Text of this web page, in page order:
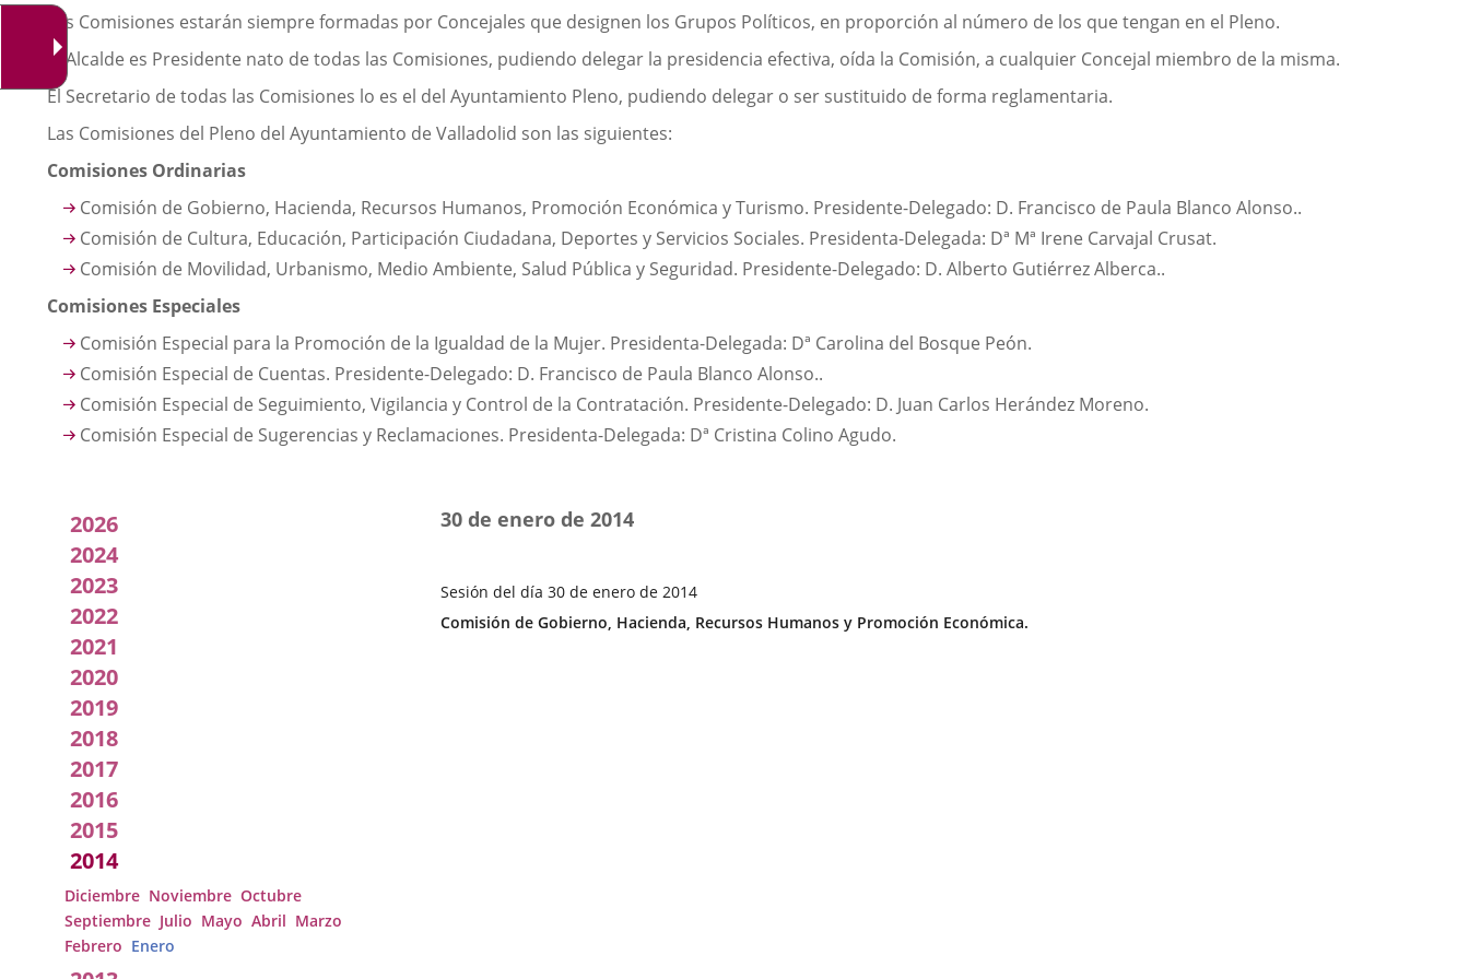
Las Comisiones estarán siempre formadas por Concejales que designen los Grupos Políticos, en proporción al número de los que tengan en el Pleno.
El Alcalde es Presidente nato de todas las Comisiones, pudiendo delegar la presidencia efectiva, oída la Comisión, a cualquier Concejal miembro de la misma.
El Secretario de todas las Comisiones lo es el del Ayuntamiento Pleno, pudiendo delegar o ser sustituido de forma reglamentaria.
Las Comisiones del Pleno del Ayuntamiento de Valladolid son las siguientes:
Comisiones Ordinarias
Comisión de Gobierno, Hacienda, Recursos Humanos, Promoción Económica y Turismo. Presidente-Delegado: D. Francisco de Paula Blanco Alonso..
Comisión de Cultura, Educación, Participación Ciudadana, Deportes y Servicios Sociales. Presidenta-Delegada: Dª Mª Irene Carvajal Crusat.
Comisión de Movilidad, Urbanismo, Medio Ambiente, Salud Pública y Seguridad. Presidente-Delegado: D. Alberto Gutiérrez Alberca..
Comisiones Especiales
Comisión Especial para la Promoción de la Igualdad de la Mujer. Presidenta-Delegada: Dª Carolina del Bosque Peón.
Comisión Especial de Cuentas. Presidente-Delegado: D. Francisco de Paula Blanco Alonso..
Comisión Especial de Seguimiento, Vigilancia y Control de la Contratación. Presidente-Delegado: D. Juan Carlos Herández Moreno.
Comisión Especial de Sugerencias y Reclamaciones. Presidenta-Delegada: Dª Cristina Colino Agudo.
Acuerdos
adoptados
por
la
Comisión
2026
2024
2023
2022
2021
2020
2019
2018
2017
2016
2015
2014
Diciembre Noviembre Octubre
Septiembre Julio Mayo Abril Marzo
Febrero Enero
Sesión del día 30 de enero de 2014
Fecha
30 de enero de 2014
Categoría
Comisión de Gobierno, Hacienda, Recursos Humanos y Promoción Económica.